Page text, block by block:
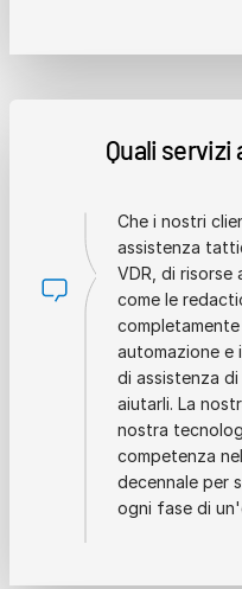
Quali
Che i nostri
assistenza
VDR, di risorse
come le
automazione e
di assistenza
aiutarli. La
nostra
competenza
decennale per
ogni fase di